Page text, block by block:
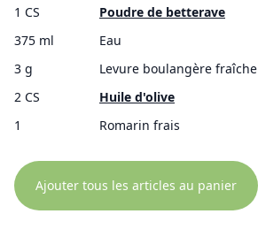
1 CS
Poudre de betterave
375 ml
Eau
3 g
Levure boulangère fraîche
2 CS
Huile d'olive
1
Romarin frais
Ajouter tous les articles au panier